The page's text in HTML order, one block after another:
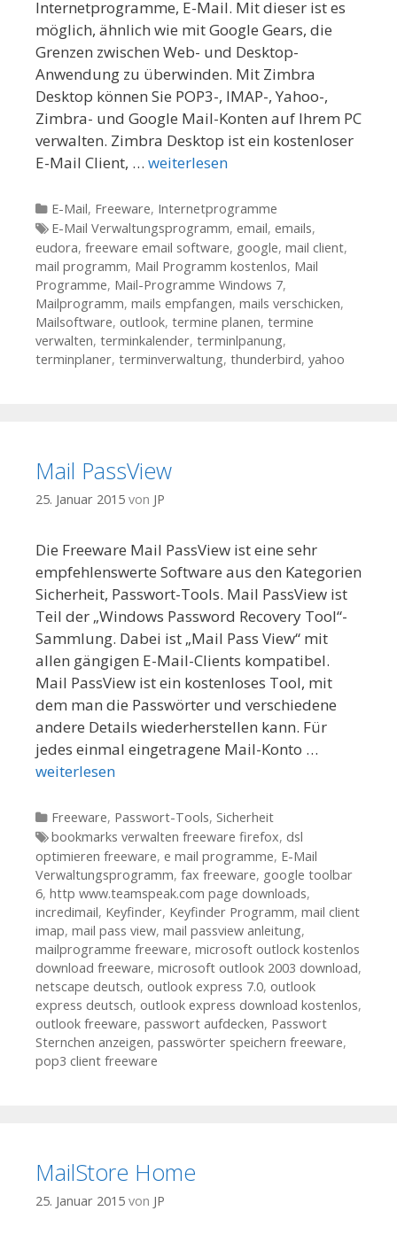
Internetprogramme, E-Mail. Mit dieser ist es
möglich, ähnlich wie mit Google Gears, die
Grenzen zwischen Web- und Desktop-
Anwendung zu überwinden. Mit Zimbra
Desktop können Sie POP3-, IMAP-, Yahoo-,
Zimbra- und Google Mail-Konten auf Ihrem PC
verwalten. Zimbra Desktop ist ein kostenloser
E-Mail Client, … weiterlesen
Kategorien
E-Mail, Freeware, Internetprogramme
Tags
E-Mail Verwaltungsprogramm, email, emails,
eudora, freeware email software, google, mail client,
mail programm, Mail Programm kostenlos, Mail
Programme, Mail-Programme Windows 7,
Mailprogramm, mails empfangen, mails verschicken,
Mailsoftware, outlook, termine planen, termine
verwalten, terminkalender, terminlpanung,
terminplaner, terminverwaltung, thunderbird, yahoo
Mail PassView
25. Januar 2015 von JP
Die Freeware Mail PassView ist eine sehr
empfehlenswerte Software aus den Kategorien
Sicherheit, Passwort-Tools. Mail PassView ist
Teil der „Windows Password Recovery Tool“-
Sammlung. Dabei ist „Mail Pass View“ mit
allen gängigen E-Mail-Clients kompatibel.
Mail PassView ist ein kostenloses Tool, mit
dem man die Passwörter und verschiedene
andere Details wiederherstellen kann. Für
jedes einmal eingetragene Mail-Konto …
weiterlesen
Kategorien
Freeware, Passwort-Tools, Sicherheit
Tags
bookmarks verwalten freeware firefox, dsl
optimieren freeware, e mail programme, E-Mail
Verwaltungsprogramm, fax freeware, google toolbar
6, http www.teamspeak.com page downloads,
incredimail, Keyfinder, Keyfinder Programm, mail client
imap, mail pass view, mail passview anleitung,
mailprogramme freeware, microsoft outlock kostenlos
download freeware, microsoft outlook 2003 download,
netscape deutsch, outlook express 7.0, outlook
express deutsch, outlook express download kostenlos,
outlook freeware, passwort aufdecken, Passwort
Sternchen anzeigen, passwörter speichern freeware,
pop3 client freeware
MailStore Home
25. Januar 2015 von JP